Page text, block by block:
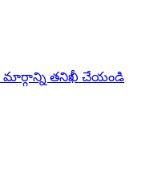
మార్గాన్ని తనిఖీ చేయండి